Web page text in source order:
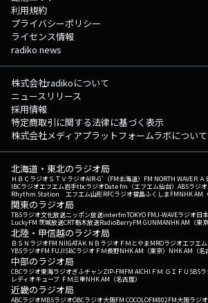
利用規約
プライバシーポリシー
ライセンス情報
radiko news
株式会社radikoについて
ニュースリリース
採用情報
特定商取引に関する法律に基づく表示
株式会社メディアプラットフォームラボについて
北海道・東北のラジオ局
ＨＢＣラジオＳＴＶラジオAIR-G'（FM北海道） FM NORTH WAVEＲＡ
IBCラジオエフエム岩手tbcラジオDate fm（エフエム仙台） ABSラジオ
Rhythm Station エフエム山形RFCラジオ福島ふくしまFMNHK AM
関東のラジオ局
TBSラジオ文化放送ニッポン放送interfmTOKYO FMJ-WAVEラジオ日本
LuckyFM 茨城放送CRT栃木放送RadioBerryFM GUNMANHK AM（東京
北陸・甲信越のラジオ局
ＢＳＮラジオFM NIIGATAＫＮＢラジオ ＦＭとやまMROラジオエフエ
YBSラジオFM FUJISBCラジオ ＦＭ長野NHK AM（東京） NHK AM（名
中部のラジオ局
CBCラジオ東海ラジオぎふチャンZIP-FMFM AICHI ＦＭ ＧＩＦＵ SBS
レディオキューブ ＦＭ三重NHK AM（名古屋）
近畿のラジオ局
ABCラジオMBSラジオOBCラジオ大阪FM COCOLOFM802FM大阪ラジ